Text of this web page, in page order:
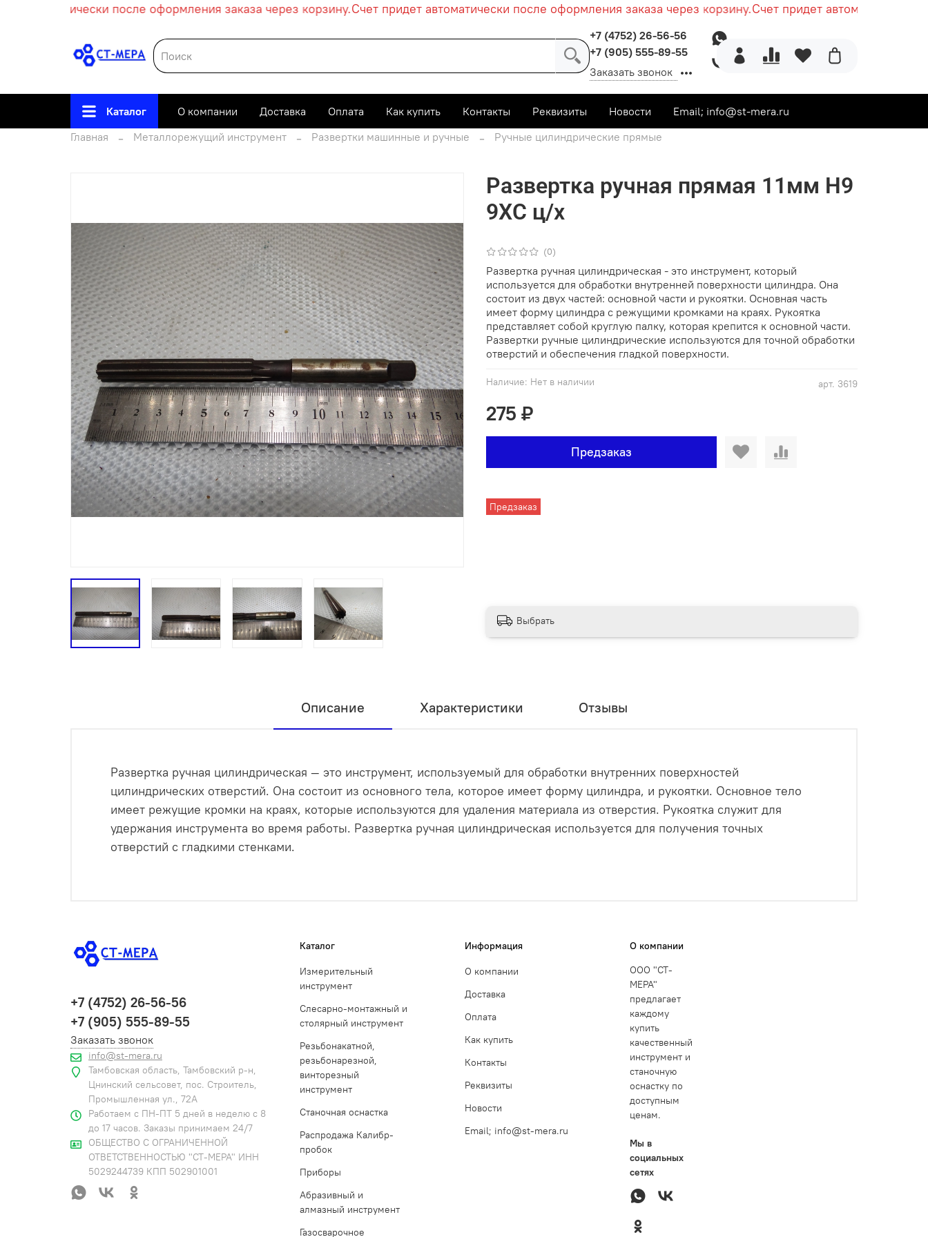
автоматически после оформления заказа через корзину.Счет придет автоматически после оформления заказа через корзину.Счет придет автоматически
+7 (4752) 26-56-56
+7 (905) 555-89-55
Заказать звонок
Каталог О компании Доставка Оплата Как купить Контакты Реквизиты Новости
Email; info@st-mera.ru
Главная
Металлорежущий инструмент Развертки машинные и ручные Ручные цилиндрические прямые
(0)
арт. 3619
Наличие: Нет в наличии
Предзаказ
Развертка ручная прямая 11мм Н9
9ХС ц/х
275 ₽
Предзаказ
Развертка ручная цилиндрическая - это инструмент, который
используется для обработки внутренней поверхности цилиндра. Она
состоит из двух частей: основной части и рукоятки. Основная часть
имеет форму цилиндра с режущими кромками на краях. Рукоятка
представляет собой круглую палку, которая крепится к основной части.
Развертки ручные цилиндрические используются для точной обработки
отверстий и обеспечения гладкой поверхности.
Выбрать
Описание Характеристики Отзывы
Развертка ручная цилиндрическая — это инструмент, используемый для обработки внутренних поверхностей
цилиндрических отверстий. Она состоит из основного тела, которое имеет форму цилиндра, и рукоятки. Основное тело
имеет режущие кромки на краях, которые используются для удаления материала из отверстия. Рукоятка служит для
удержания инструмента во время работы. Развертка ручная цилиндрическая используется для получения точных
отверстий с гладкими стенками.
Каталог
Измерительный
инструмент
Слесарно-монтажный и
столярный инструмент
Резьбонакатной,
резьбонарезной,
винторезный
инструмент
Станочная оснастка
Распродажа Калибр-
пробок
Приборы
Абразивный и
алмазный инструмент
Газосварочное
Информация
О компании
Доставка
Оплата
Как купить
Контакты
Реквизиты
Новости
Email; info@st-mera.ru
О компании
ООО "СТ-
МЕРА"
предлагает
каждому
купить
качественный
инструмент и
станочную
оснастку по
доступным
ценам.
Мы в
социальных
сетях
+7 (4752) 26-56-56
+7 (905) 555-89-55
Заказать звонок
info@st-mera.ru
Тамбовская область, Тамбовский р-н,
Цнинский сельсовет, пос. Строитель,
Промышленная ул., 72А
Работаем с ПН-ПТ 5 дней в неделю с 8
до 17 часов. Заказы принимаем 24/7
ОБЩЕСТВО С ОГРАНИЧЕННОЙ
ОТВЕТСТВЕННОСТЬЮ "СТ-МЕРА" ИНН
5029244739 КПП 502901001